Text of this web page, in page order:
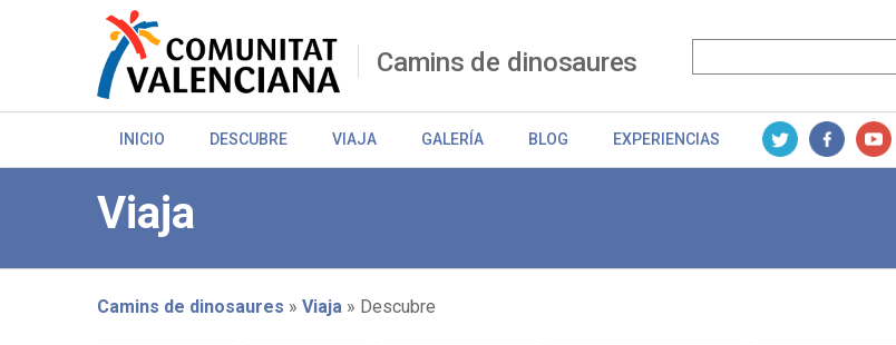
Camins de dinosaures
INICIO DESCUBRE VIAJA GALERÍA BLOG EXPERIENCIAS
Viaja
Camins de dinosaures Viaja Descubre